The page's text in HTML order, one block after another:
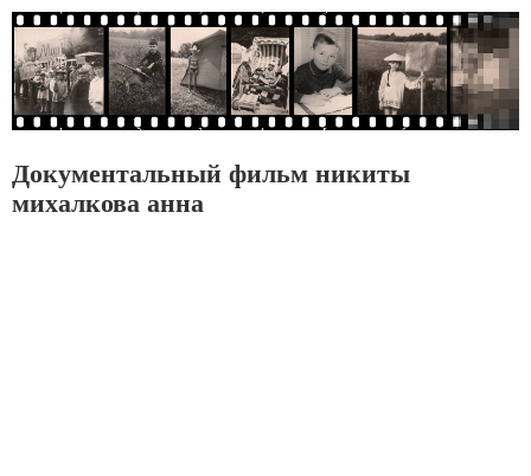
Документальный фильм никиты
михалкова анна